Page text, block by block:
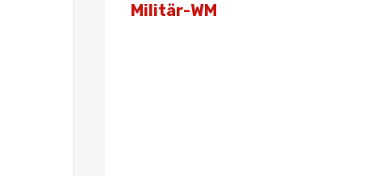
Militär-WM